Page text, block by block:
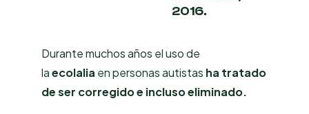
2016.
Durante muchos años el uso de
laecolalia en personas autistas ha tratado
de ser corregido e incluso eliminado.